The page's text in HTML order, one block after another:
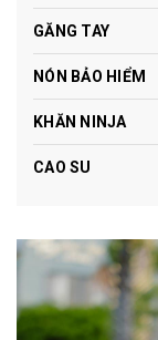
GĂNG TAY
NÓN BẢO HIỂM
KHĂN NINJA
CAO SU